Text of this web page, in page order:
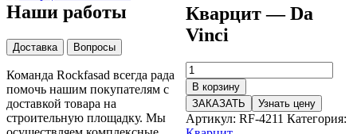
Кварцит — Da
Vinci
Количество
товара
Кварцит
—
Da
В корзину
ЗАКАЗАТЬ
Узнать цену
Артикул: RF-4211 Категория:
Наши работы
Доставка Вопросы
Команда Rockfasad всегда рада
помочь нашим покупателям с
доставкой товара на
строительную площадку. Мы